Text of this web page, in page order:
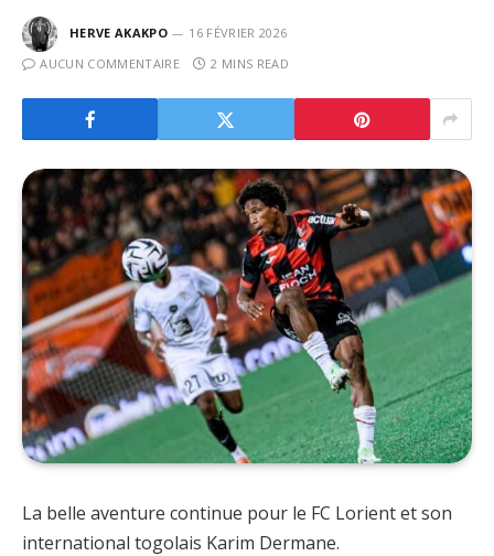
HERVE AKAKPO
16 FÉVRIER 2026
AUCUN COMMENTAIRE
2 MINS READ
La belle aventure continue pour le FC Lorient et son
international togolais Karim Dermane.